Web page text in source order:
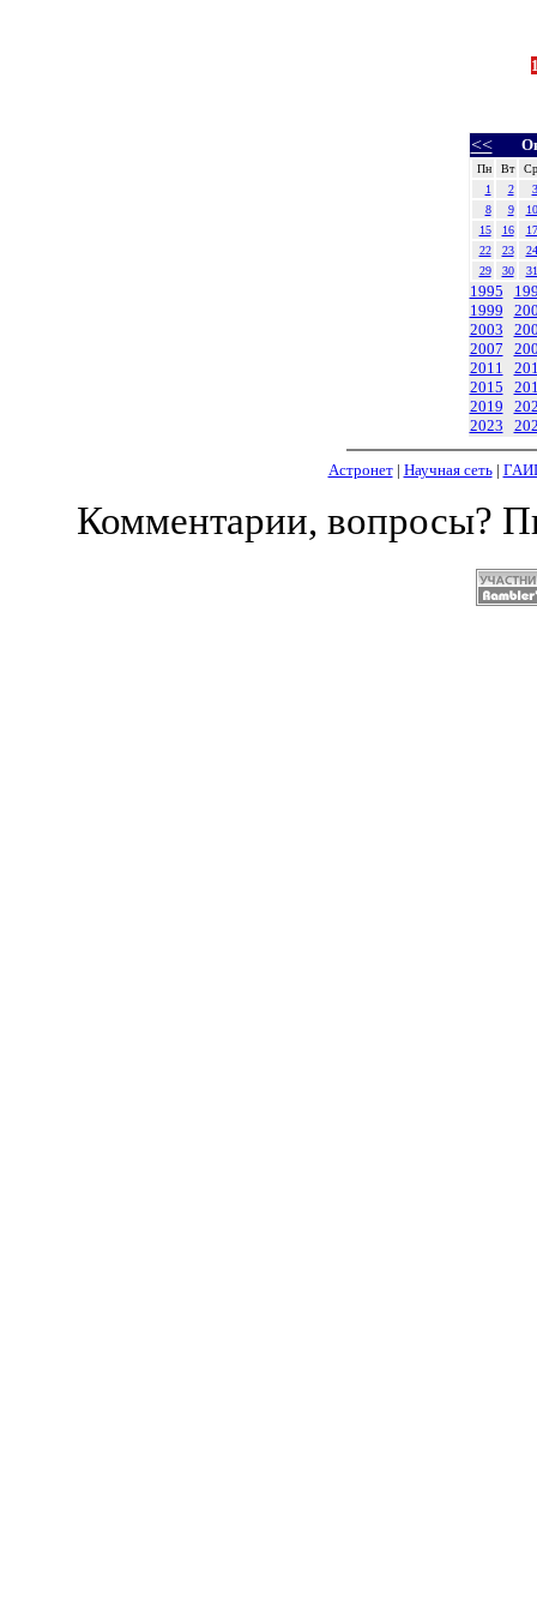
<<
Пн Вт
Ср
1
2
3
8
9
10
15
16
17
22
23
24
29
30 31
1995
1999
2003
2007
2011
2015
2019
2023
Астронет| Научная сеть|
Комментарии, вопросы?